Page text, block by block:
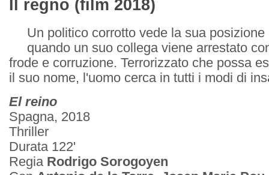
Il regno (film 2018)
Un politico corrotto vede la sua posizione
quando un suo collega viene arrestato
frode e corruzione. Terrorizzato che possa
il suo nome, l'uomo cerca in tutti i modi di
El reino
Spagna, 2018
Thriller
Durata 122'
Regia Rodrigo Sorogoyen